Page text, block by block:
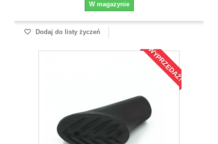
W magazynie
Dodaj do listy życzeń
WYPRZEDAŻ!